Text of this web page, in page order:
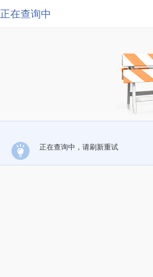
正在查询中
正在查询中，请刷新重试